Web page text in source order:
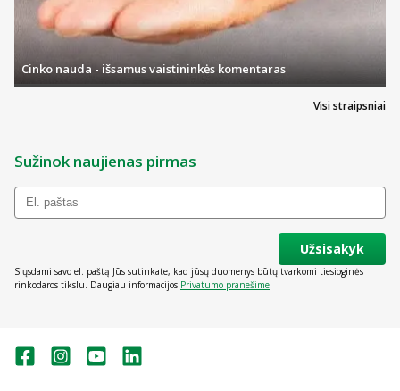
Visi straipsniai
Cinko nauda - išsamus vaistininkės komentaras
Sužinok naujienas pirmas
Užsisakyk
Siųsdami savo el. paštą Jūs sutinkate, kad jūsų duomenys būtų tvarkomi tiesioginės
rinkodaros tikslu. Daugiau informacijos Privatumo pranešime.